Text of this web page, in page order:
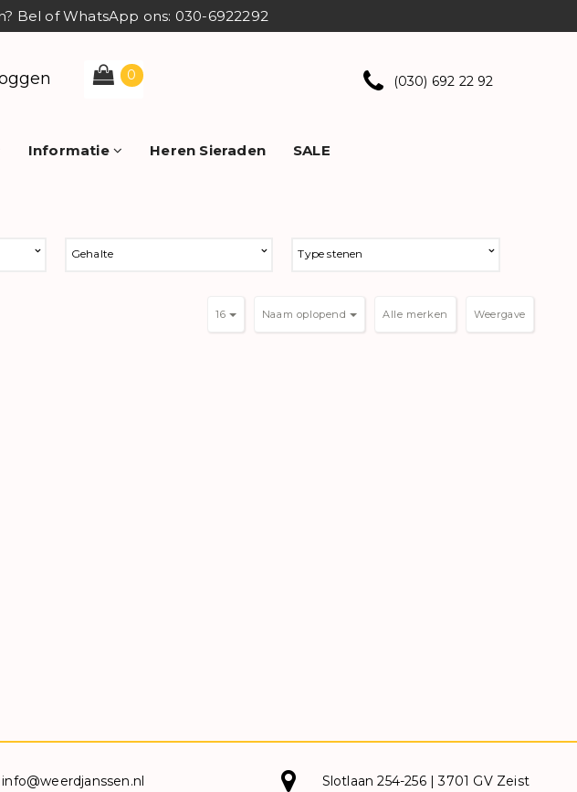
Bel of WhatsApp ons: 030-6922292
0 (030) 692 22 92
Informatie Heren Sieraden SALE
Gehalte Type stenen
Weergave
Naam oplopend
16
info@weerdjanssen.nl Slotlaan 254-256 | 3701 GV Zeist